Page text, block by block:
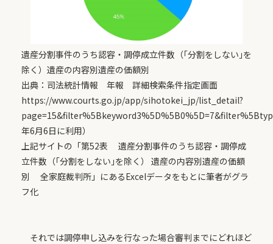
遺産分割事件のうち認容・調停成立件数（｢分割をしない｣を
除く）遺産の内容別遺産の価額別
出典：司法統計情報 年報 詳細検索条件指定画面
https://www.courts.go.jp/app/sihotokei_jp/list_detail?
年6月6日に利用）
上記サイトの「第52表 遺産分割事件のうち認容・調停成
立件数（｢分割をしない｣を除く） 遺産の内容別遺産の価額
別 全家庭裁判所」にあるExcelデータをもとに筆者がグラ
フ化
それでは調停申し込みを行なった場合審判までにどれほど